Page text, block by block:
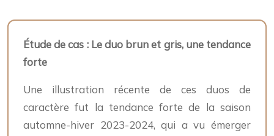
Étude de cas : Le duo brun et gris, une tendance
forte
Une illustration récente de ces duos de
caractère fut la tendance forte de la saison
automne-hiver 2023-2024, qui a vu émerger